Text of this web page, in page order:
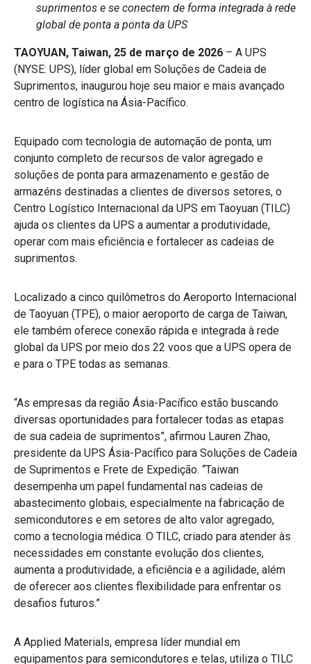
suprimentos e se conectem de forma integrada à rede
global de ponta a ponta da UPS
TAOYUAN, Taiwan, 25 de março de 2026 – A UPS
(NYSE: UPS), líder global em Soluções de Cadeia de
Suprimentos, inaugurou hoje seu maior e mais avançado
centro de logística na Ásia-Pacífico.
Equipado com tecnologia de automação de ponta, um
conjunto completo de recursos de valor agregado e
soluções de ponta para armazenamento e gestão de
armazéns destinadas a clientes de diversos setores, o
Centro Logístico Internacional da UPS em Taoyuan (TILC)
ajuda os clientes da UPS a aumentar a produtividade,
operar com mais eficiência e fortalecer as cadeias de
suprimentos.
Localizado a cinco quilômetros do Aeroporto Internacional
de Taoyuan (TPE), o maior aeroporto de carga de Taiwan,
ele também oferece conexão rápida e integrada à rede
global da UPS por meio dos 22 voos que a UPS opera de
e para o TPE todas as semanas.
“As empresas da região Ásia-Pacífico estão buscando
diversas oportunidades para fortalecer todas as etapas
de sua cadeia de suprimentos”, afirmou Lauren Zhao,
presidente da UPS Ásia-Pacífico para Soluções de Cadeia
de Suprimentos e Frete de Expedição. “Taiwan
desempenha um papel fundamental nas cadeias de
abastecimento globais, especialmente na fabricação de
semicondutores e em setores de alto valor agregado,
como a tecnologia médica. O TILC, criado para atender às
necessidades em constante evolução dos clientes,
aumenta a produtividade, a eficiência e a agilidade, além
de oferecer aos clientes flexibilidade para enfrentar os
desafios futuros.”
A Applied Materials, empresa líder mundial em
equipamentos para semicondutores e telas, utiliza o TILC